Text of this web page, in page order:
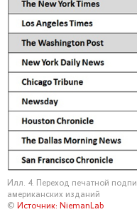
Илл. 4. Переход печатной
американских изданий
© Источник: NiemanLab